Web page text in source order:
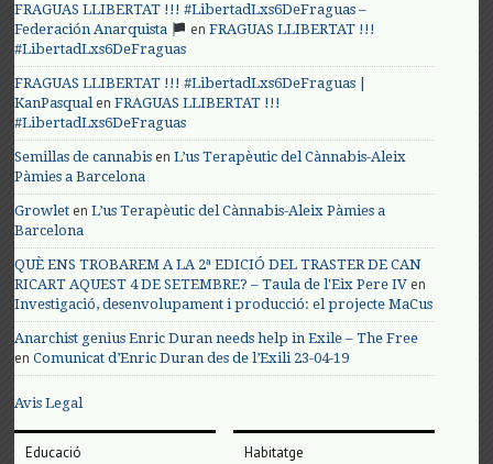
FRAGUAS LLIBERTAT !!! #LibertadLxs6DeFraguas –
Federación Anarquista
enFRAGUAS LLIBERTAT !!!
#LibertadLxs6DeFraguas
FRAGUAS LLIBERTAT !!! #LibertadLxs6DeFraguas |
KanPasqualenFRAGUAS LLIBERTAT !!!
#LibertadLxs6DeFraguas
Semillas de cannabis enL’us Terapèutic del Cànnabis-Aleix
Pàmies a Barcelona
Growlet enL’us Terapèutic del Cànnabis-Aleix Pàmies a
Barcelona
QUÈ ENS TROBAREM A LA 2ª EDICIÓ DEL TRASTER DE CAN
RICART AQUEST 4 DE SETEMBRE? – Taula de l'Eix Pere IV en
Investigació, desenvolupament i producció: el projecte MaCus
Anarchist genius Enric Duran needs help in Exile – The Free
enComunicat d’Enric Duran des de l’Exili 23-04-19
Avis Legal
Educació Habitatge